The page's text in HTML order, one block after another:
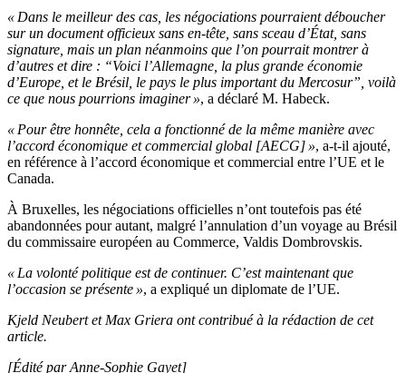
« Dans le meilleur des cas, les négociations pourraient déboucher
sur un document officieux sans en-tête, sans sceau d’État, sans
signature, mais un plan néanmoins que l’on pourrait montrer à
d’autres et dire : “Voici l’Allemagne, la plus grande économie
d’Europe, et le Brésil, le pays le plus important du Mercosur”, voilà
ce que nous pourrions imaginer », a déclaré M. Habeck.
« Pour être honnête, cela a fonctionné de la même manière avec
l’accord économique et commercial global [AECG] », a-t-il ajouté,
en référence à l’accord économique et commercial entre l’UE et le
Canada.
À Bruxelles, les négociations officielles n’ont toutefois pas été
abandonnées pour autant, malgré l’annulation d’un voyage au Brésil
du commissaire européen au Commerce, Valdis Dombrovskis.
« La volonté politique est de continuer. C’est maintenant que
l’occasion se présente », a expliqué un diplomate de l’UE.
Kjeld Neubert et Max Griera ont contribué à la rédaction de cet
article.
[Édité par Anne-Sophie Gayet]